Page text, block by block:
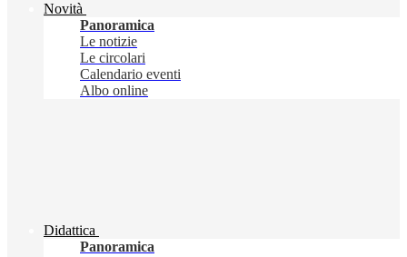
Novità
Panoramica
Le notizie
Le circolari
Calendario eventi
Albo online
Didattica
Panoramica